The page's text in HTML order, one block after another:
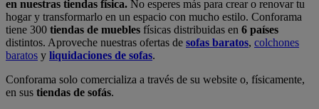
en nuestras tiendas física. No esperes más para crear o renovar tu
hogar y transformarlo en un espacio con mucho estilo. Conforama
tiene 300 tiendas de muebles físicas distribuidas en 6 países
distintos. Aproveche nuestras ofertas de sofas baratos, colchones
baratos y liquidaciones de sofas.
Conforama solo comercializa a través de su website o, físicamente,
en sus tiendas de sofás.